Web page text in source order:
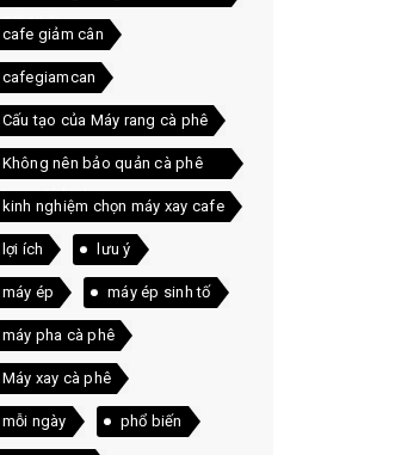
Tốt Nhất
cafe giảm cân
cafegiamcan
Cấu tạo của Máy rang cà phê
Không nên bảo quản cà phê
trong tủ lạnh
kinh nghiệm chọn máy xay cafe
lợi ích lưu ý
máy ép máy ép sinh tố
máy pha cà phê
Máy xay cà phê
mỗi ngày phổ biến